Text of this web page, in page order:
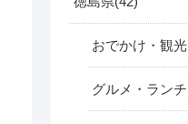
おでかけ・観光
グルメ・ランチ